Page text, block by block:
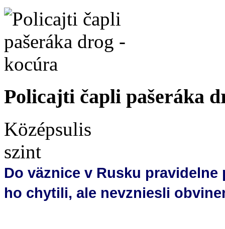
Policajti čapli pašeráka
Középsulis
szint
Do väznice v Rusku
ho chytili, ale nevzniesli